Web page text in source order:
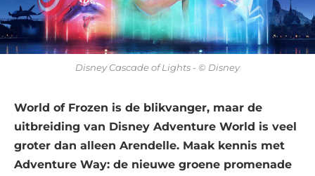
Disney Cascade of Lights - © Disney
World of Frozen is de blikvanger, maar de
uitbreiding van Disney Adventure World is veel
groter dan alleen Arendelle. Maak kennis met
Adventure Way: de nieuwe groene promenade